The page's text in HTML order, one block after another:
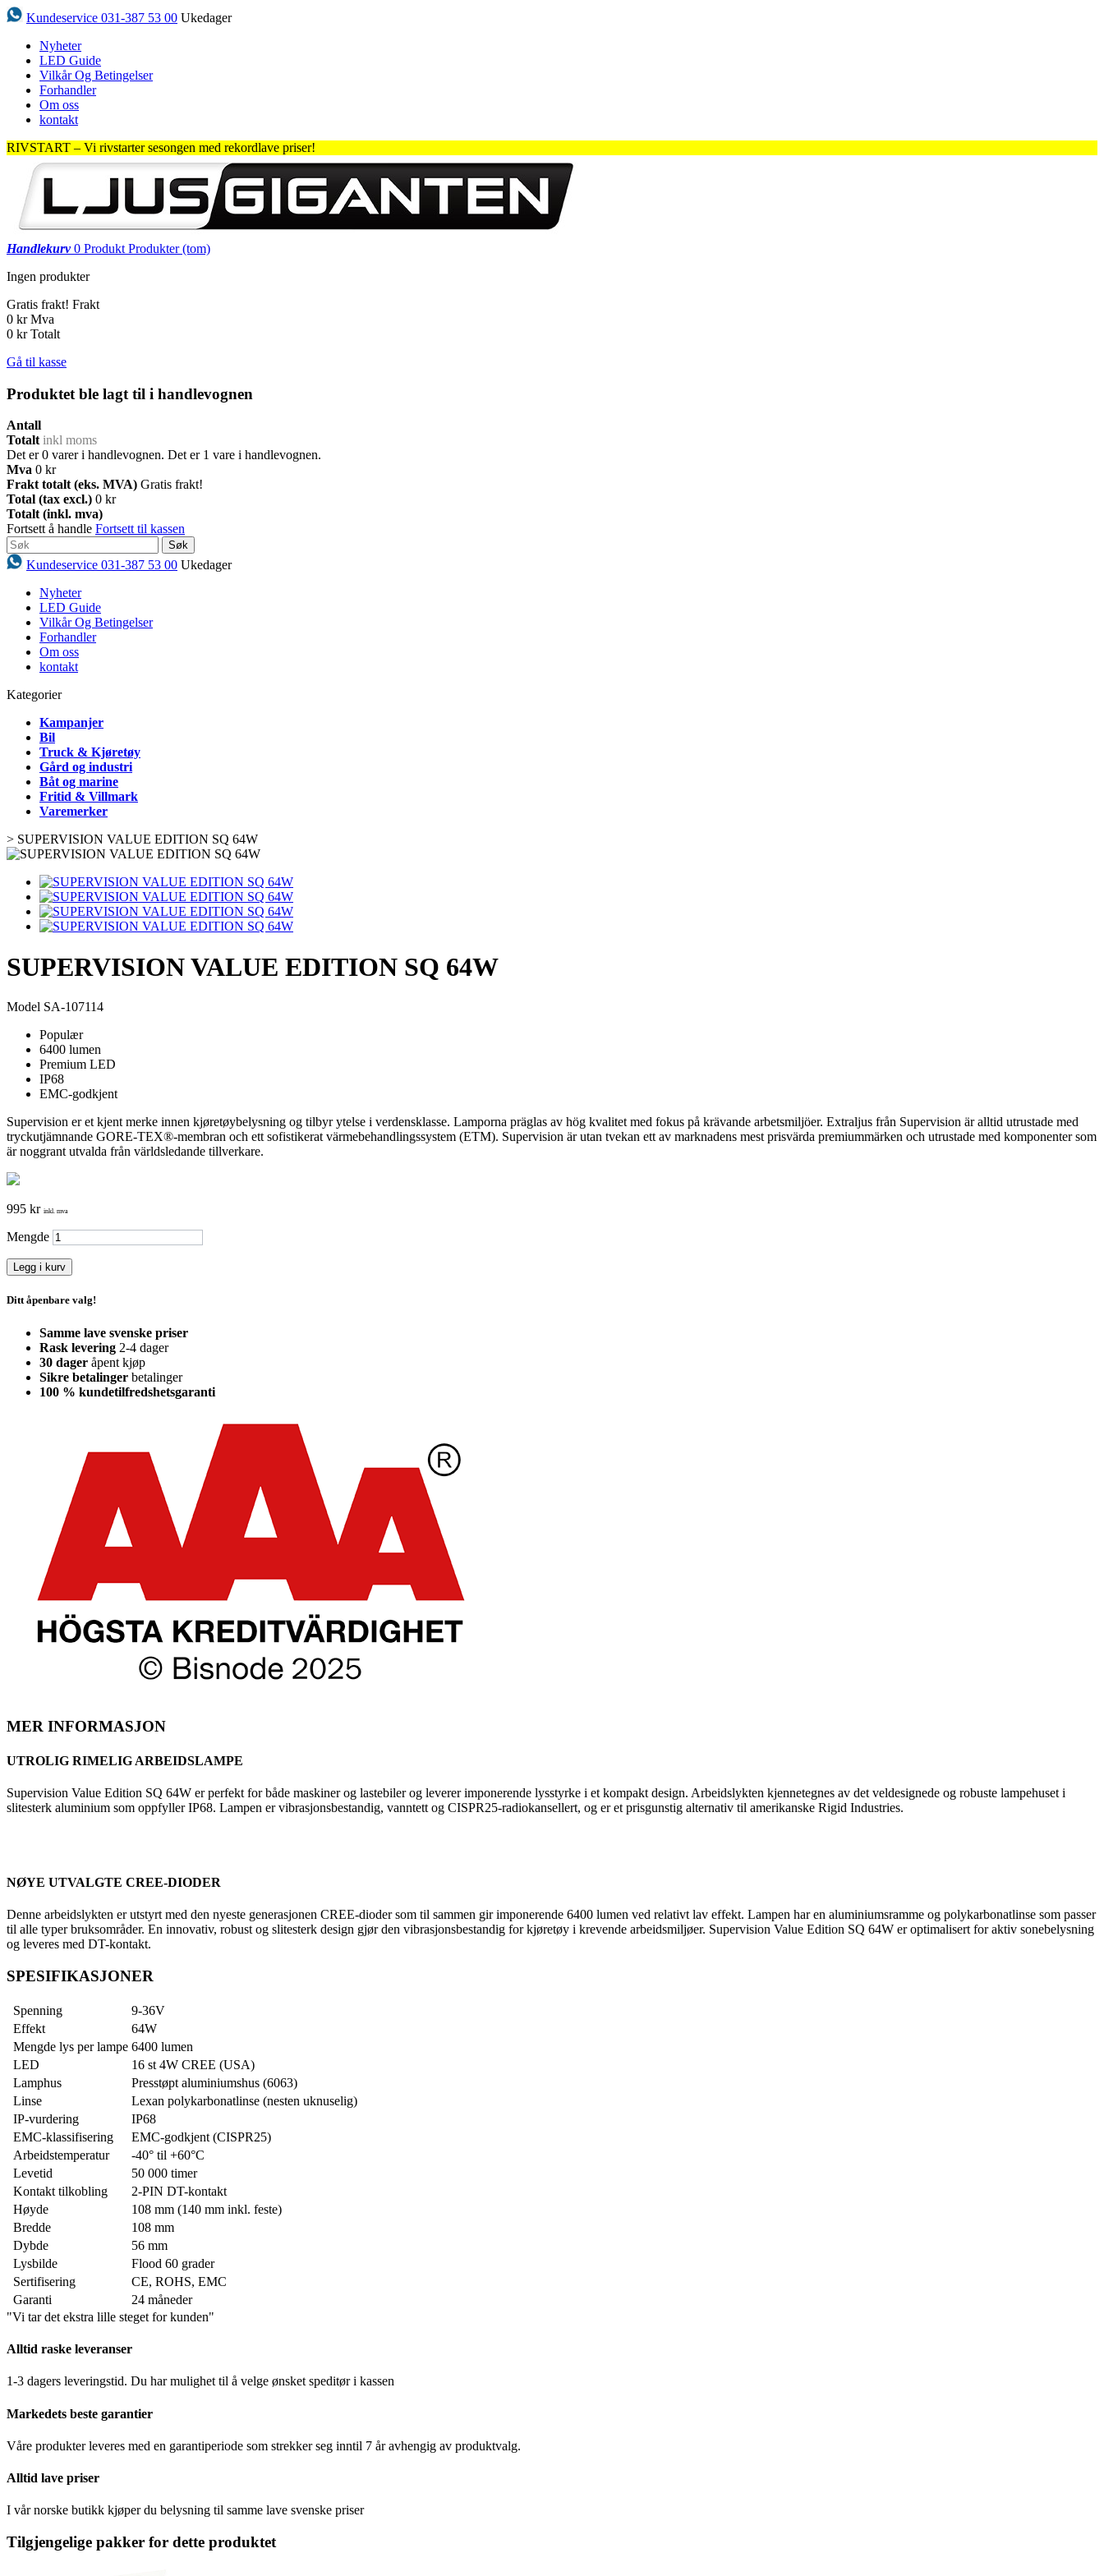
Kundeservice 031-387 53 00 Ukedager
Nyheter
LED Guide
Vilkår Og Betingelser
Forhandler
Om oss
kontakt
RIVSTART – Vi rivstarter sesongen med rekordlave priser!
Handlekurv 0 Produkt Produkter (tom)
Ingen produkter
Gratis frakt! Frakt
0 kr Mva
0 kr Totalt
Gå til kasse
Produktet ble lagt til i handlevognen
Antall
Totalt inkl moms
Det er0 varer i handlevognen. Det er 1 vare i handlevognen.
Mva 0 kr
Frakt totalt (eks. MVA) Gratis frakt!
Total (tax excl.) 0 kr
Totalt (inkl. mva)
Fortsett å handle Fortsett til kassen
Søk
Kundeservice 031-387 53 00 Ukedager
Nyheter
LED Guide
Vilkår Og Betingelser
Forhandler
Om oss
kontakt
Kategorier
Kampanjer
Bil
Truck & Kjøretøy
Gård og industri
Båt og marine
Fritid & Villmark
Varemerker
> SUPERVISION VALUE EDITION SQ 64W
SUPERVISION VALUE EDITION SQ 64W
Model SA-107114
Populær
6400 lumen
Premium LED
IP68
EMC-godkjent
Supervision er et kjent merke innen kjøretøybelysning og tilbyr ytelse i verdensklasse. Lamporna präglas av hög kvalitet med fokus på krävande arbetsmiljöer. Extraljus från Supervision är alltid utrustade med
tryckutjämnande GORE-TEX®-membran och ett sofistikerat värmebehandlingssystem (ETM). Supervision är utan tvekan ett av marknadens mest prisvärda premiummärken och utrustade med komponenter som
är noggrant utvalda från världsledande tillverkare.
995 kr inkl. mva
Mengde
Legg i kurv
Ditt åpenbare valg!
Samme lave svenske priser
Rask levering 2-4 dager
30 dager åpent kjøp
Sikre betalinger betalinger
100 % kundetilfredshetsgaranti
MER INFORMASJON
UTROLIG RIMELIG ARBEIDSLAMPE
Supervision Value Edition SQ 64W er perfekt for både maskiner og lastebiler og leverer imponerende lysstyrke i et kompakt design. Arbeidslykten kjennetegnes av det veldesignede og robuste lampehuset i
slitesterk aluminium som oppfyller IP68. Lampen er vibrasjonsbestandig, vanntett og CISPR25-radiokansellert, og er et prisgunstig alternativ til amerikanske Rigid Industries.
NØYE UTVALGTE CREE-DIODER
Denne arbeidslykten er utstyrt med den nyeste generasjonen CREE-dioder som til sammen gir imponerende 6400 lumen ved relativt lav effekt. Lampen har en aluminiumsramme og polykarbonatlinse som passer
til alle typer bruksområder. En innovativ, robust og slitesterk design gjør den vibrasjonsbestandig for kjøretøy i krevende arbeidsmiljøer. Supervision Value Edition SQ 64W er optimalisert for aktiv sonebelysning
og leveres med DT-kontakt.
SPESIFIKASJONER
Spenning
9-36V
Effekt
64W
Mengde lys per lampe 6400 lumen
LED
16 st 4W CREE (USA)
Lamphus
Presstøpt aluminiumshus (6063)
Linse
Lexan polykarbonatlinse (nesten uknuselig)
IP-vurdering
IP68
EMC-klassifisering
EMC-godkjent (CISPR25)
Arbeidstemperatur
-40° til +60°C
Levetid
50 000 timer
Kontakt tilkobling
2-PIN DT-kontakt
Høyde
108 mm (140 mm inkl. feste)
Bredde
108 mm
Dybde
56 mm
Lysbilde
Flood 60 grader
Sertifisering
CE, ROHS, EMC
Garanti
24 måneder
"Vi tar det ekstra lille steget for kunden"
Alltid raske leveranser
1-3 dagers leveringstid. Du har mulighet til å velge ønsket speditør i kassen
Markedets beste garantier
Våre produkter leveres med en garantiperiode som strekker seg inntil 7 år avhengig av produktvalg.
Alltid lave priser
I vår norske butikk kjøper du belysning til samme lave svenske priser
Tilgjengelige pakker for dette produktet